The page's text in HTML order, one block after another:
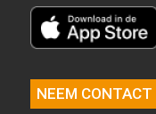
NEEM CONTACT